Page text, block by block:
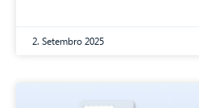
2. Setembro 2025